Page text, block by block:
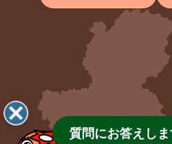
質問にお答えしま